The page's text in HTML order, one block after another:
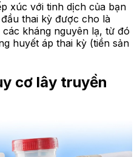
xúc với tinh dịch của bạn
thai kỳ được cho là
kháng nguyên lạ, từ đó
huyết áp thai kỳ (tiền sản
cơ lây truyền